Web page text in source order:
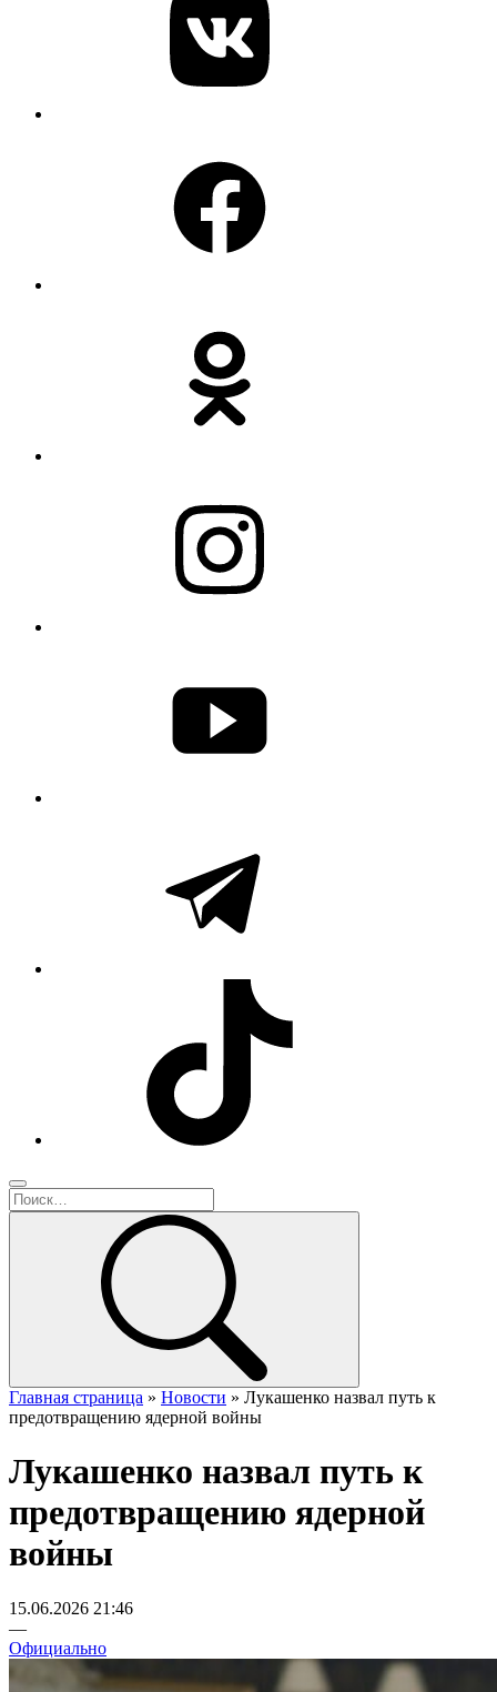
Главная страница » Новости » Лукашенко назвал путь к
предотвращению ядерной войны
Лукашенко назвал путь к
предотвращению ядерной
войны
15.06.2026 21:46
—
Официально